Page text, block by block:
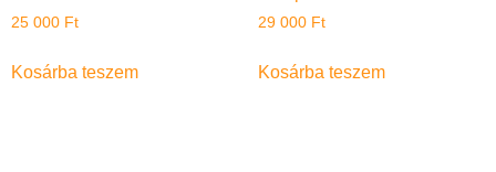
25 000 Ft
Kosárba teszem
29 000 Ft
Kosárba teszem